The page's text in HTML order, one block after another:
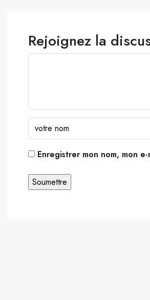
Rejoignez la
Enregistrer mon nom, mon